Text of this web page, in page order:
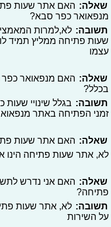
שאלה: האם אתר שעות
מנפאואר כפר סבא?
תשובה: לא,למרות
שעות פתיחה ממליץ תמיד
עצמו
שאלה: האם מנפאואר כפר
בכלל?
תשובה: בגלל שינויי
זמני הפתיחה באתר
שאלה: האם אתר שעות
לא, אתר שעות פתיחה הינו
שאלה: האם אני נדרש
פתיחה?
תשובה: לא, אתר שעות
על השירות